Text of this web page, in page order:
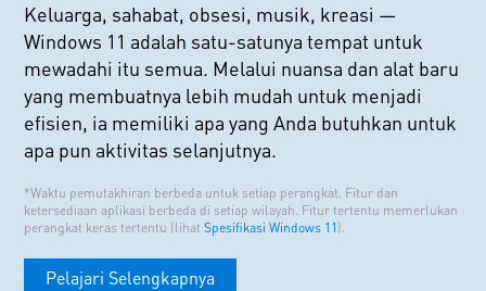
Keluarga, sahabat, obsesi, musik, kreasi —
Windows 11 adalah satu-satunya tempat untuk
mewadahi itu semua. Melalui nuansa dan alat baru
yang membuatnya lebih mudah untuk menjadi
efisien, ia memiliki apa yang Anda butuhkan untuk
apa pun aktivitas selanjutnya.
*Waktu pemutakhiran berbeda untuk setiap perangkat. Fitur dan
ketersediaan aplikasi berbeda di setiap wilayah. Fitur tertentu memerlukan
perangkat keras tertentu (lihatSpesifikasi Windows 11 ).
Pelajari Selengkapnya